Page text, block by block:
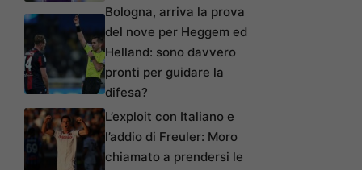
Bologna, arriva la prova
del nove per Heggem ed
Helland: sono davvero
pronti per guidare la
difesa?
L’exploit con Italiano e
l’addio di Freuler: Moro
chiamato a prendersi le